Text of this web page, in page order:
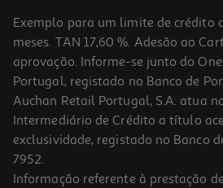
Exemplo para um limite de crédito
meses. TAN 17,60 %. Adesão ao
aprovação. Informe-se junto do
Portugal, registado no Banco de
Auchan Retail Portugal, S.A. atua
Intermediário de Crédito a título
exclusividade, registado no Banco
7952.
Informação referente à prestação